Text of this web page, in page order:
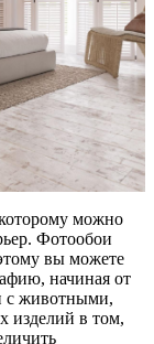
можно
Фотообои
вы можете
начиная от
с животными,
изделий в том,